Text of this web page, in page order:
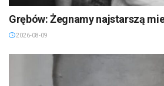
Grębów: Żegnamy najstarszą
2026-08-09